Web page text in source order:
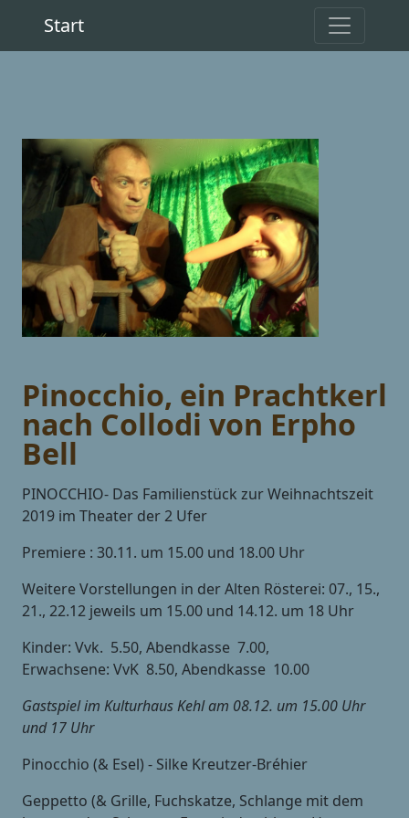
Start
Pinocchio, ein Prachtkerl
nach Collodi von Erpho
Bell
PINOCCHIO- Das Familienstück zur Weihnachtszeit
2019 im Theater der 2 Ufer
Premiere : 30.11. um 15.00 und 18.00 Uhr
Weitere Vorstellungen in der Alten Rösterei: 07., 15.,
21., 22.12 jeweils um 15.00 und 14.12. um 18 Uhr
Kinder: Vvk.  5.50, Abendkasse  7.00,
Erwachsene: VvK  8.50, Abendkasse  10.00
Gastspiel im Kulturhaus Kehl am 08.12. um 15.00 Uhr
und 17 Uhr
Pinocchio (& Esel) - Silke Kreutzer-Bréhier
Geppetto (& Grille, Fuchskatze, Schlange mit dem